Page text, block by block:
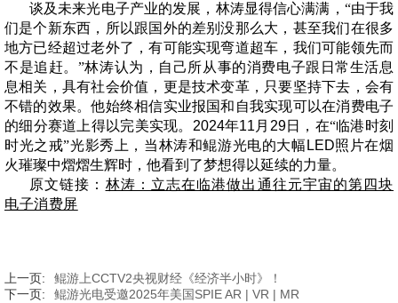
谈及未来光电子产业的发展，林涛显得信心满满，“由于我
们是个新东西，所以跟国外的差别没那么大，甚至我们在很多
地方已经超过老外了，有可能实现弯道超车，我们可能领先而
不是追赶。”林涛认为，自己所从事的消费电子跟日常生活息
息相关，具有社会价值，更是技术变革，只要坚持下去，会有
不错的效果。他始终相信实业报国和自我实现可以在消费电子
的细分赛道上得以完美实现。 2024年11月29日
，在“临港时刻
时光之戒”光影秀上，当林涛和鲲游光电的大幅 LED照片在烟
火璀璨中熠熠生辉时，他看到了梦想得以延续的力量。
原文链接： 林涛：立志在临港做出通往元宇宙的第四块
电子消费屏
上一页:
鲲游上CCTV2央视财经《经济半小时》！
下一页:
鲲游光电受邀2025年美国SPIE AR | VR | MR